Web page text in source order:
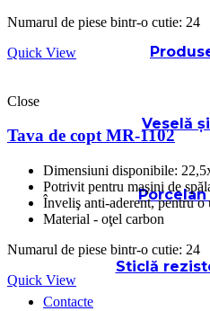
Veselă
Porcelan
Sticlă
Contacte
Numarul de piese bintr-o cutie: 24
Quick View
Close
Tava de copt MR-1102
Dimensiuni disponibile:
Potrivit pentru maşini de
Înveliş anti-aderent, pentru o
Material - oţel carbon
Numarul de piese bintr-o cutie: 24
Quick View